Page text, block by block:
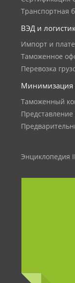
Транспортная
ВЭД и
Импорт и
Таможенное
Перевозка
Минимизация
Таможенный
Представление
Энциклопедия